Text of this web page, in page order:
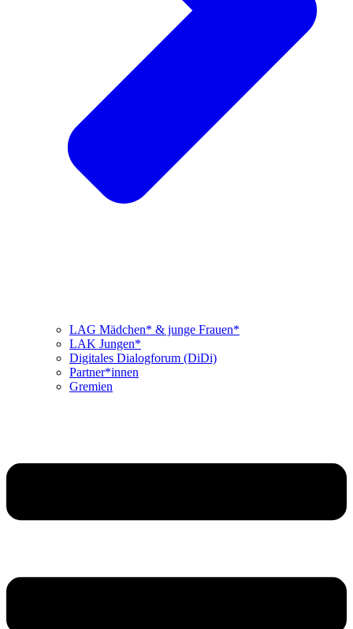
LAG Mädchen* & junge Frauen*
LAK Jungen*
Digitales Dialogforum (DiDi)
Partner*innen
Gremien